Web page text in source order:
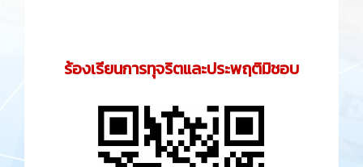
ร้องเรียนการทุจริตและประพฤติมิชอบ